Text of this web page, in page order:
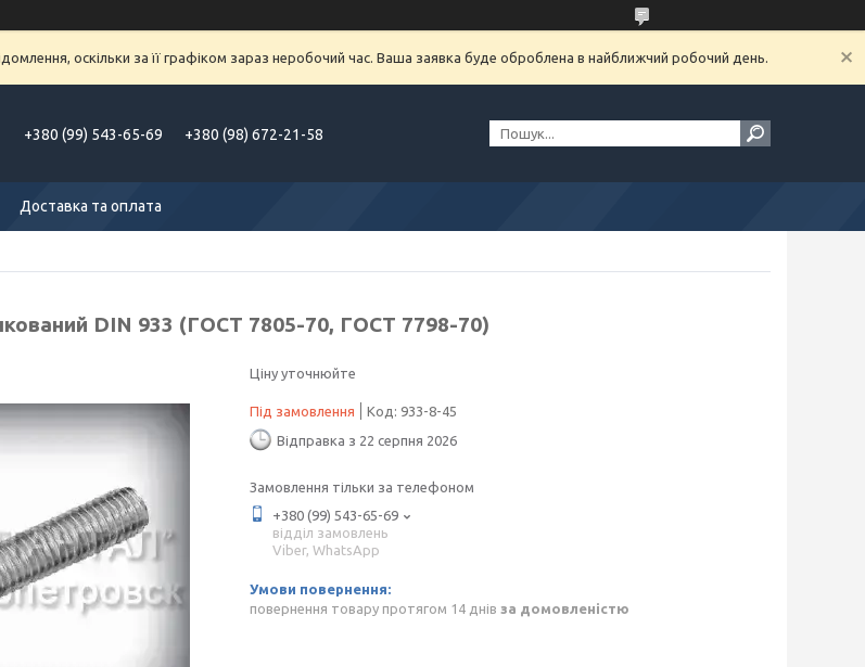
оскільки за її графіком зараз неробочий час. Ваша заявка буде оброблена в найближчий робочий день.
+380 (99) 543-65-69 +380 (98) 672-21-58
Доставка та оплата
DIN 933 (ГОСТ 7805-70, ГОСТ 7798-70)
Ціну уточнюйте
Під замовлення Код: 933-8-45
Відправка з 22 серпня 2026
Замовлення тільки за телефоном
+380 (99) 543-65-69
відділ замовлень
Viber, WhatsApp
повернення товару протягом 14 днів за домовленістю